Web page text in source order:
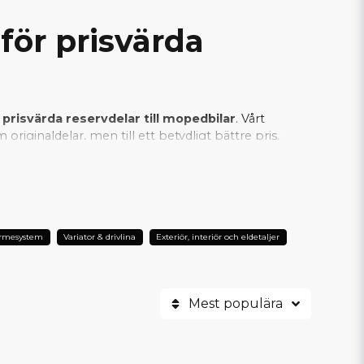
prisvärda
reservdelar till mopedbilar. Vårt
originaldelar, men till ett betydligt bättre pris.
är SCP det självklara valet när man vill
Variator & drivlina Exteriör, interiör och eldetaljer
Mest populära